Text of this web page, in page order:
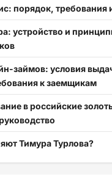
порядок, требования
устройство и
займов: условия
к заемщикам
в российские
Тимура Турлова?